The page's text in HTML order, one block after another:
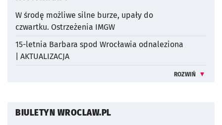
W środę możliwe silne burze, upały do
czwartku. Ostrzeżenia IMGW
15-letnia Barbara spod Wrocławia odnaleziona
| AKTUALIZACJA
ROZWIŃ
BIULETYN WROCLAW.PL